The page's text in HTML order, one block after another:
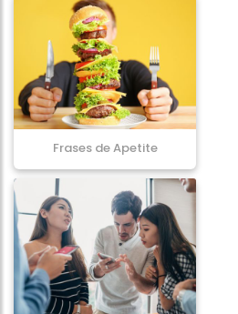
Frases de Apetite